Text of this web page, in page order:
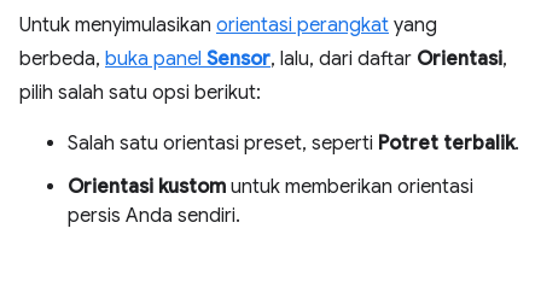
Untuk menyimulasikan orientasi perangkat yang
berbeda, buka panel Sensor, lalu, dari daftar Orientasi,
pilih salah satu opsi berikut:
Salah satu orientasi preset, seperti Potret terbalik.
Orientasi kustom untuk memberikan orientasi
persis Anda sendiri.